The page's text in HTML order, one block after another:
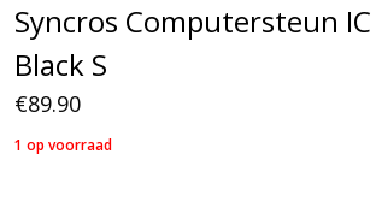
Syncros Computersteun IC
Black S
€89.90
1 op voorraad